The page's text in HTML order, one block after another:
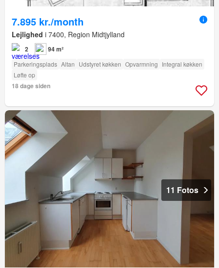
7.895 kr./month
Lejlighed i 7400, Region Midtjylland
2 94 m²
Parkeringsplads Altan Udstyret køkken Opvarmning Integral køkken
Løfte op
18 dage siden
11 Fotos